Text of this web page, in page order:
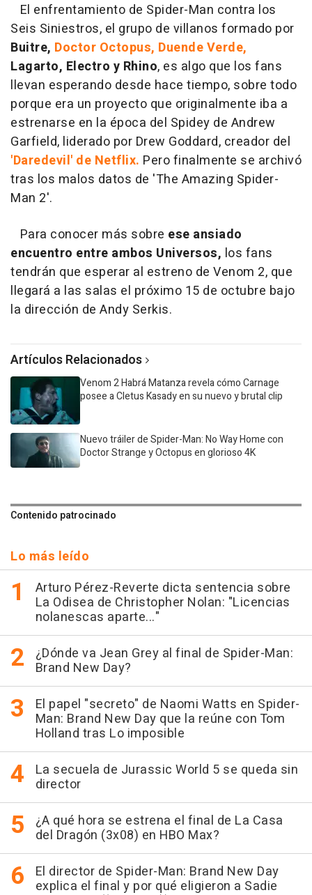
El enfrentamiento de Spider-Man contra los
Seis Siniestros, el grupo de villanos formado por
Buitre, Doctor Octopus, Duende Verde,
Lagarto, Electro y Rhino, es algo que los fans
llevan esperando desde hace tiempo, sobre todo
porque era un proyecto que originalmente iba a
estrenarse en la época del Spidey de Andrew
Garfield, liderado por Drew Goddard, creador del
'Daredevil' de Netflix. Pero finalmente se archivó
tras los malos datos de 'The Amazing Spider-
Man 2'.
Para conocer más sobre ese ansiado
encuentro entre ambos Universos, los fans
tendrán que esperar al estreno de Venom 2, que
llegará a las salas el próximo 15 de octubre bajo
la dirección de Andy Serkis.
Artículos Relacionados
Venom 2 Habrá Matanza revela cómo Carnage
posee a Cletus Kasady en su nuevo y brutal clip
Nuevo tráiler de Spider-Man: No Way Home con
Doctor Strange y Octopus en glorioso 4K
Contenido patrocinado
Lo más leído
Arturo Pérez-Reverte dicta sentencia sobre
La Odisea de Christopher Nolan: "Licencias
nolanescas aparte..."
¿Dónde va Jean Grey al final de Spider-Man:
Brand New Day?
El papel "secreto" de Naomi Watts en Spider-
Man: Brand New Day que la reúne con Tom
Holland tras Lo imposible
La secuela de Jurassic World 5 se queda sin
director
¿A qué hora se estrena el final de La Casa
del Dragón (3x08) en HBO Max?
El director de Spider-Man: Brand New Day
explica el final y por qué eligieron a Sadie